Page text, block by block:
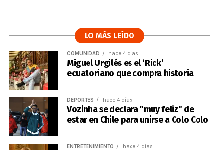
LO MÁS LEÍDO
COMUNIDAD hace 4 días
Miguel Urgilés es el ‘Rick’
ecuatoriano que compra historia
DEPORTES hace 4 días
Vozinha se declara "muy feliz" de
estar en Chile para unirse a Colo Colo
ENTRETENIMIENTO hace 4 días